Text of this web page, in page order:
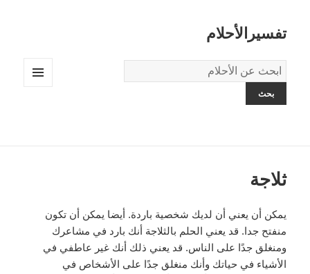
تفسيرالأحلام
قاموس
الاحلام:
ثلاجة
يمكن أن يعني أن لديك شخصية باردة. أيضا يمكن أن تكون
منفتح جدا. قد يعني الحلم بالثلاجة أنك بارد في مشاعرك
ومنغلق جدًا على الناس. قد يعني ذلك أنك غير عاطفي في
الأشياء في حياتك وأنك منغلق جدًا على الأشخاص في